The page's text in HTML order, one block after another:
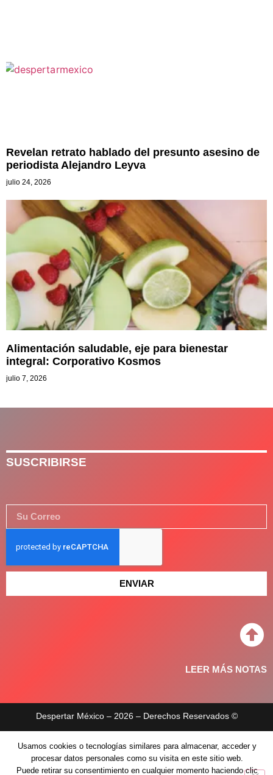
Revelan retrato hablado del presunto asesino de
periodista Alejandro Leyva
julio 24, 2026
Alimentación saludable, eje para bienestar
integral: Corporativo Kosmos
julio 7, 2026
SUSCRIBIRSE
ENVIAR
LEER MÁS NOTAS
Despertar México – 2026 – Derechos Reservados ©
Aviso de privacidad
Políticas de privacidad
Usamos cookies o tecnologías similares para almacenar, acceder y
procesar datos personales como su visita en este sitio web.
Puede retirar su consentimiento en cualquier momento haciendo clic